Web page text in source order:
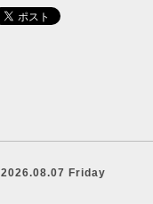
2026.08.07 Friday